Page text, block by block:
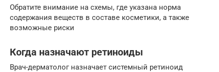
Обратите внимание на схемы, где указана норма
содержания веществ в составе косметики, а также
возможные риски
Когда назначают ретиноиды
Врач-дерматолог назначает системный ретиноид